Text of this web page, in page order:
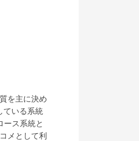
を主に決め
ている系統
ース系統と
メとして利